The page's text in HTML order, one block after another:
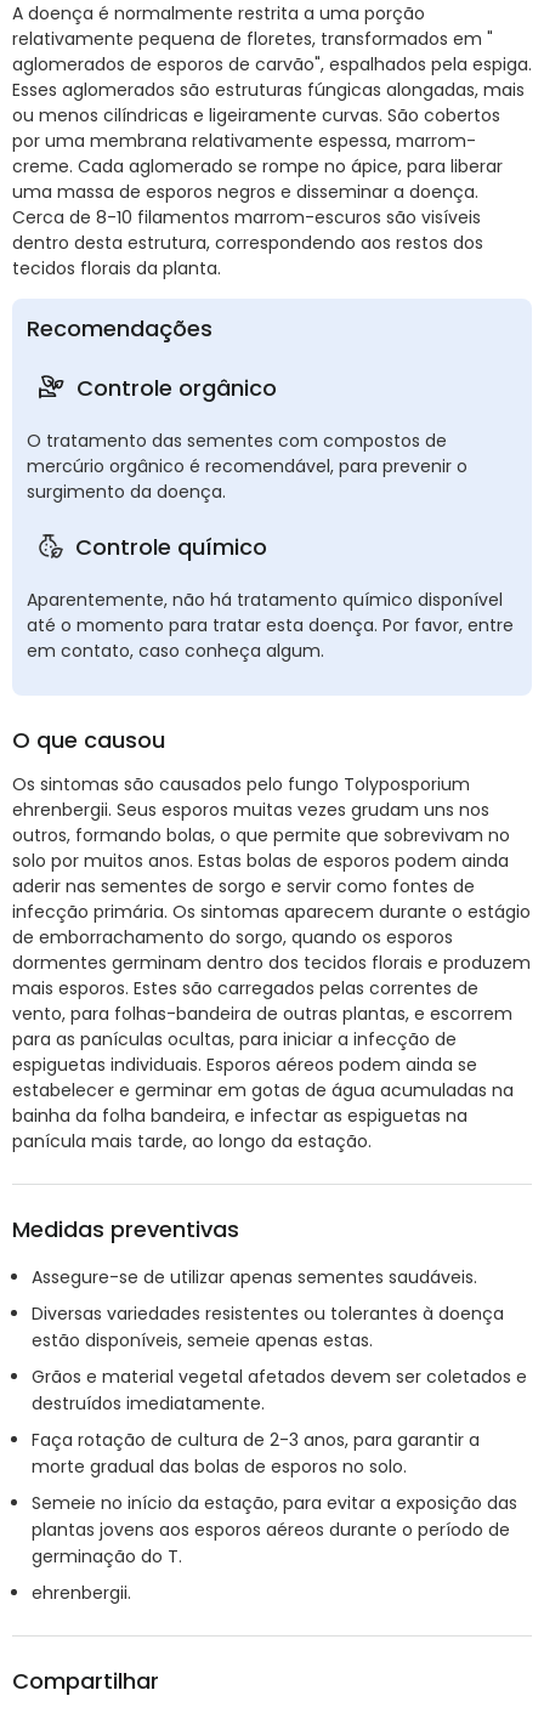
A doença é normalmente restrita a uma porção
relativamente pequena de floretes, transformados em "
aglomerados de esporos de carvão", espalhados pela espiga.
Esses aglomerados são estruturas fúngicas alongadas, mais
ou menos cilíndricas e ligeiramente curvas. São cobertos
por uma membrana relativamente espessa, marrom-
creme. Cada aglomerado se rompe no ápice, para liberar
uma massa de esporos negros e disseminar a doença.
Cerca de 8-10 filamentos marrom-escuros são visíveis
dentro desta estrutura, correspondendo aos restos dos
tecidos florais da planta.
Recomendações
Controle orgânico
O tratamento das sementes com compostos de
mercúrio orgânico é recomendável, para prevenir o
surgimento da doença.
Controle químico
Aparentemente, não há tratamento químico disponível
até o momento para tratar esta doença. Por favor, entre
em contato, caso conheça algum.
O que causou
Os sintomas são causados pelo fungo Tolyposporium
ehrenbergii. Seus esporos muitas vezes grudam uns nos
outros, formando bolas, o que permite que sobrevivam no
solo por muitos anos. Estas bolas de esporos podem ainda
aderir nas sementes de sorgo e servir como fontes de
infecção primária. Os sintomas aparecem durante o estágio
de emborrachamento do sorgo, quando os esporos
dormentes germinam dentro dos tecidos florais e produzem
mais esporos. Estes são carregados pelas correntes de
vento, para folhas-bandeira de outras plantas, e escorrem
para as panículas ocultas, para iniciar a infecção de
espiguetas individuais. Esporos aéreos podem ainda se
estabelecer e germinar em gotas de água acumuladas na
bainha da folha bandeira, e infectar as espiguetas na
panícula mais tarde, ao longo da estação.
Medidas preventivas
Assegure-se de utilizar apenas sementes saudáveis.
Diversas variedades resistentes ou tolerantes à doença
estão disponíveis, semeie apenas estas.
Grãos e material vegetal afetados devem ser coletados e
destruídos imediatamente.
Faça rotação de cultura de 2-3 anos, para garantir a
morte gradual das bolas de esporos no solo.
Semeie no início da estação, para evitar a exposição das
plantas jovens aos esporos aéreos durante o período de
germinação do T.
ehrenbergii.
Compartilhar